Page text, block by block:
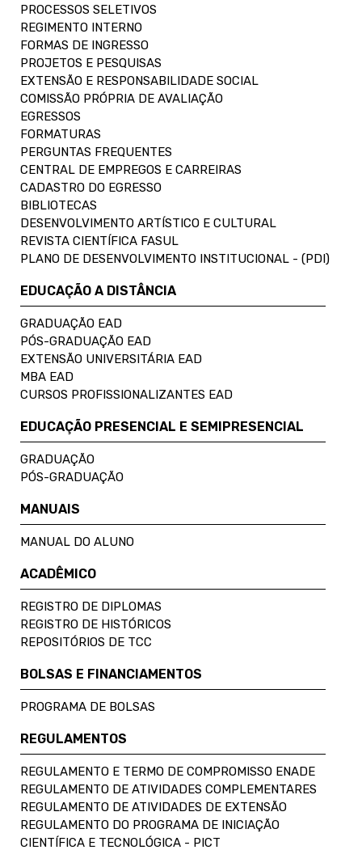
PROCESSOS SELETIVOS
REGIMENTO INTERNO
FORMAS DE INGRESSO
PROJETOS E PESQUISAS
EXTENSÃO E RESPONSABILIDADE SOCIAL
COMISSÃO PRÓPRIA DE AVALIAÇÃO
EGRESSOS
FORMATURAS
PERGUNTAS FREQUENTES
CENTRAL DE EMPREGOS E CARREIRAS
CADASTRO DO EGRESSO
BIBLIOTECAS
DESENVOLVIMENTO ARTÍSTICO E CULTURAL
REVISTA CIENTÍFICA FASUL
PLANO DE DESENVOLVIMENTO INSTITUCIONAL - (PDI)
EDUCAÇÃO A DISTÂNCIA
GRADUAÇÃO EAD
PÓS-GRADUAÇÃO EAD
EXTENSÃO UNIVERSITÁRIA EAD
MBA EAD
CURSOS PROFISSIONALIZANTES EAD
EDUCAÇÃO PRESENCIAL E SEMIPRESENCIAL
GRADUAÇÃO
PÓS-GRADUAÇÃO
MANUAIS
MANUAL DO ALUNO
ACADÊMICO
REGISTRO DE DIPLOMAS
REGISTRO DE HISTÓRICOS
REPOSITÓRIOS DE TCC
BOLSAS E FINANCIAMENTOS
PROGRAMA DE BOLSAS
REGULAMENTOS
REGULAMENTO E TERMO DE COMPROMISSO ENADE
REGULAMENTO DE ATIVIDADES COMPLEMENTARES
REGULAMENTO DE ATIVIDADES DE EXTENSÃO
REGULAMENTO DO PROGRAMA DE INICIAÇÃO
CIENTÍFICA E TECNOLÓGICA - PICT